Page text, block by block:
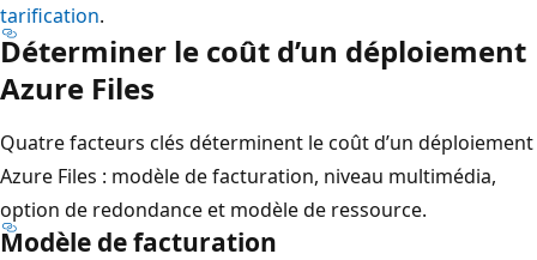
tarification.
Déterminer le coût d’un déploiement
Azure Files
Quatre facteurs clés déterminent le coût d’un déploiement
Azure Files : modèle de facturation, niveau multimédia,
option de redondance et modèle de ressource.
Modèle de facturation